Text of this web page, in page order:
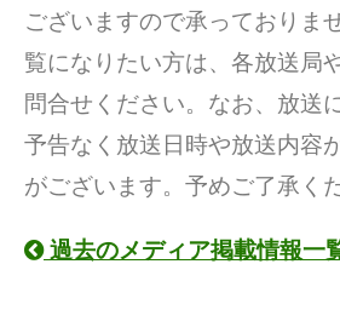
ございますので承っておりま
覧になりたい方は、各放送局
問合せください。なお、放送
予告なく放送日時や放送内容
がございます。予めご了承く
過去のメディア掲載情報一